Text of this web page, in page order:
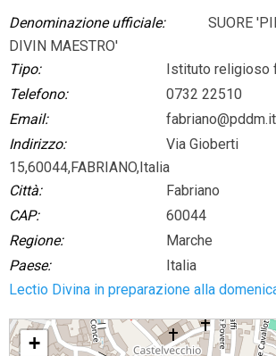
Denominazione ufficiale:
SUORE
DIVIN MAESTRO'
Tipo:
Istituto religioso
Telefono:
0732 22510
Email:
fabriano@pddm.it
Indirizzo:
Via Gioberti
15,60044,FABRIANO,Italia
Città:
Fabriano
CAP:
60044
Regione:
Marche
Paese:
Italia
Lectio Divina in preparazione alla
SUORE 'PIE DISCEPOLE DEL DIVIN MAESTRO'
+